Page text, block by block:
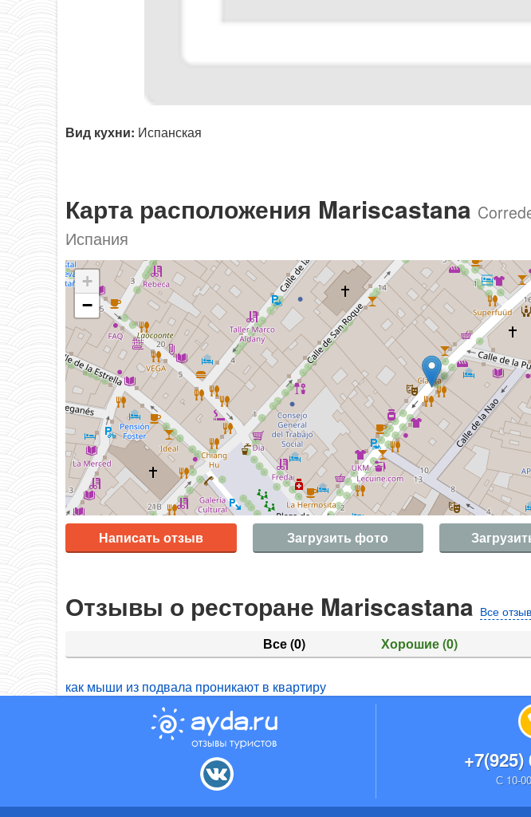
Вид кухни: Испанская
Карта расположения Mariscastana
Испания
+
−
Написать отзыв Загрузить фото
Отзывы о ресторане Mariscastana Все
Все(0) Хорошие(0)
как мыши из подвала проникают в квартиру
+7(925)
С 10-